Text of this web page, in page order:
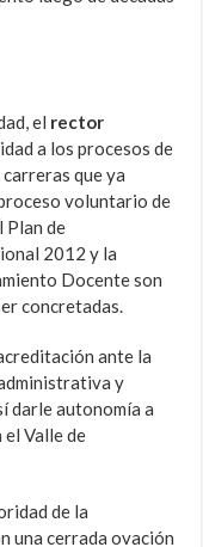
el rector
a los procesos de
que ya
voluntario de
Plan de
2012 y la
Docente son
concretadas.
ante la
y
darle autonomía a
el Valle de
de la
una cerrada ovación